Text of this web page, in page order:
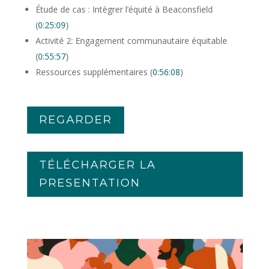
Étude de cas : Intégrer l’équité à Beaconsfield
(0:25:09)
Activité 2: Engagement communautaire équitable
(0:55:57)
Ressources supplémentaires (0:56:08)
REGARDER
TÉLÉCHARGER LA
PRESENTATION